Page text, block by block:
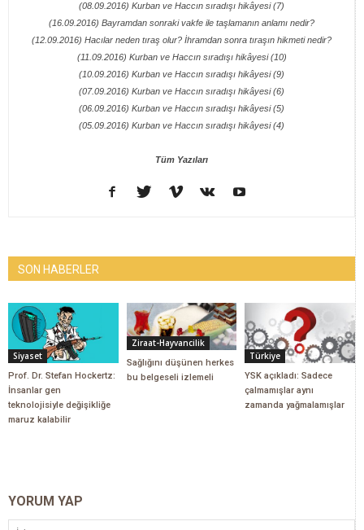
(08.09.2016) Kurban ve Haccın sıradışı hikâyesi (7)
(16.09.2016) Bayramdan sonraki vakfe ile taşlamanın anlamı nedir?
(12.09.2016) Hacılar neden tıraş olur? İhramdan sonra tıraşın hikmeti nedir?
(11.09.2016) Kurban ve Haccın sıradışı hikâyesi (10)
(10.09.2016) Kurban ve Haccın sıradışı hikâyesi (9)
(07.09.2016) Kurban ve Haccın sıradışı hikâyesi (6)
(06.09.2016) Kurban ve Haccın sıradışı hikâyesi (5)
(05.09.2016) Kurban ve Haccın sıradışı hikâyesi (4)
Tüm Yazıları
SON HABERLER
Siyaset
Prof. Dr. Stefan Hockertz:
İnsanlar gen
teknolojisiyle değişikliğe
maruz kalabilir
Ziraat-Hayvancilik
Sağlığını düşünen herkes
bu belgeseli izlemeli
Türkiye
YSK açıkladı: Sadece
çalmamışlar aynı
zamanda yağmalamışlar
YORUM YAP